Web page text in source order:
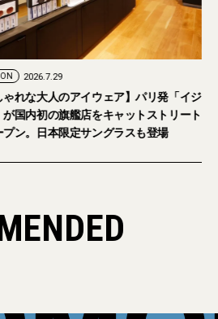
2026.7.29
ゃれな大人のアイウェア】パリ発「イジ
が国内初の旗艦店をキャットストリート
プン。日本限定サングラスも登場